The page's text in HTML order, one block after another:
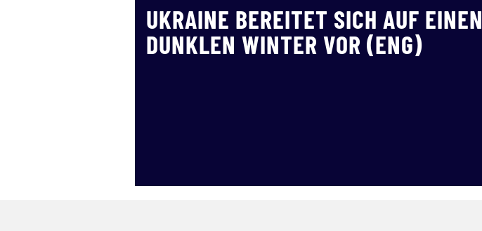
UKRAINE BEREITET SICH AUF EINEN
DUNKLEN WINTER VOR (ENG)